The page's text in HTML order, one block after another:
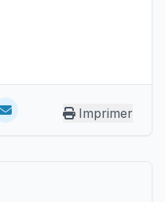
Imprimer